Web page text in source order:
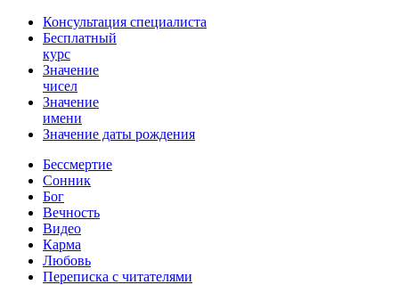
Консультация специалиста
Бесплатный
курс
Значение
чисел
Значение
имени
Значение даты рождения
Бессмертие
Сонник
Бог
Вечность
Видео
Карма
Любовь
Переписка с читателями